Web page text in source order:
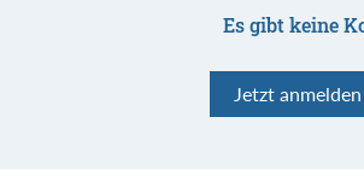
Es gibt keine
Jetzt